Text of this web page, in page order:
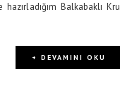
Balkabaklı
+ DEVAMINI OKU